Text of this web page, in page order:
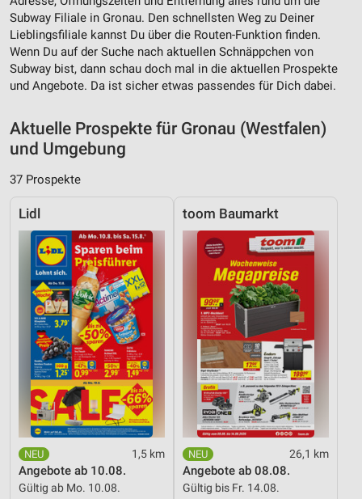
Subway Filiale in Gronau. Den schnellsten Weg zu Deiner
Lieblingsfiliale kannst Du über die Routen-Funktion finden.
Wenn Du auf der Suche nach aktuellen Schnäppchen von
Subway bist, dann schau doch mal in die aktuellen Prospekte
und Angebote. Da ist sicher etwas passendes für Dich dabei.
Aktuelle Prospekte für Gronau (Westfalen)
und Umgebung
37 Prospekte
Lidl
1,5 km
Angebote ab 10.08.
Gültig ab Mo. 10.08.
toom Baumarkt
26,1 km
Angebote ab 08.08.
Gültig bis Fr. 14.08.